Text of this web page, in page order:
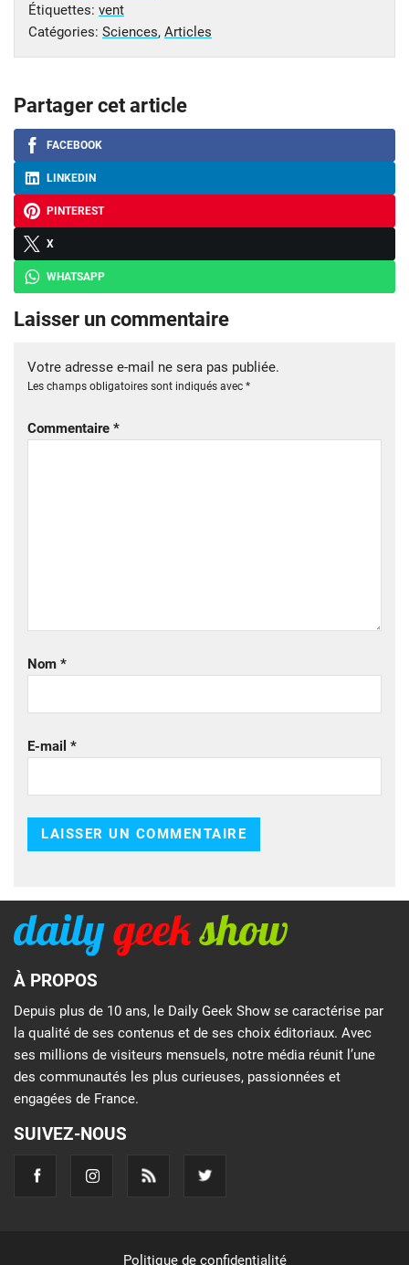
Étiquettes: vent
Catégories: Sciences, Articles
Partager cet article
FACEBOOK
LINKEDIN
PINTEREST
X
WHATSAPP
Laisser un commentaire
Votre adresse e-mail ne sera pas publiée.
Les champs obligatoires sont indiqués avec *
Commentaire *
Nom *
E-mail *
À PROPOS
Depuis plus de 10 ans, le Daily Geek Show se caractérise par
la qualité de ses contenus et de ses choix éditoriaux. Avec
ses millions de visiteurs mensuels, notre média réunit l’une
des communautés les plus curieuses, passionnées et
engagées de France.
SUIVEZ-NOUS
Politique de confidentialité